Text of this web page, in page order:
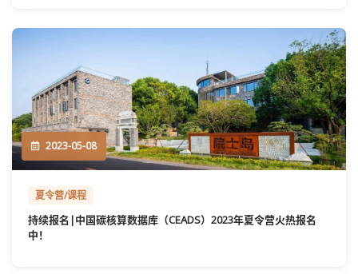
2023-05-08
夏令营/课程
持续报名|中国碳核算数据库（CEADS）2023年夏令营火热报名
中！